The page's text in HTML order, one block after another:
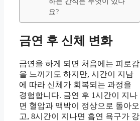
요?
금연 후 신체 변화
금연을 하게 되면 처음에는 피로감
을 느끼기도 하지만, 시간이 지남
에 따라 신체가 회복되는 과정을
경험합니다. 금연 후 1시간이 지나
면 혈압과 맥박이 정상으로 돌아오
고, 8시간이 지나면 흡연 욕구가 강